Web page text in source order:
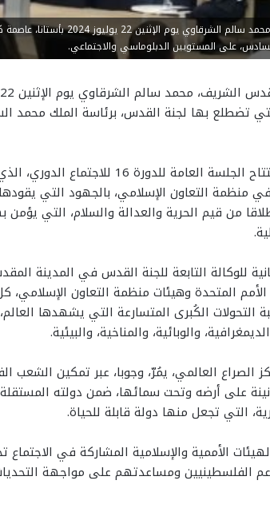
أبرز المدير المُكلف بتسيير وكالة بيت مال القدس الشريف، محمد سالم
على المستويين الدبلوماسي والاجتماعي.
التي تضطلع بها لجنة القدس، برئاسة الملك محمد
وذكَّر مُدير الوكالة في معرض كلمته في افتتاح الجلسة العامة
منظمة التعاون الإسلامي، بالجهود التي
من قيم الحرية والعدالة والسلام، التي يؤمن
للوكالة التابعة للجنة القدس في المدينة
المتحدة وهيئات منظمة التعاون
الكُبرى المتسارعة التي يشهدها
والوبائية، والمناخية، والبيئية.
الصراع العالمي، يمُرّ، وجوبا، عبر تمكين الشعب
على أرضه وتحت سمائها، ضمن دولته
التي تجعل منها دولة قابلة للحياة.
الأممية والإسلامية المشاركة في
مشروعاتها برسم سنة 2025، لدعم الفلسطينيين ومساعدتهم على مواجهة